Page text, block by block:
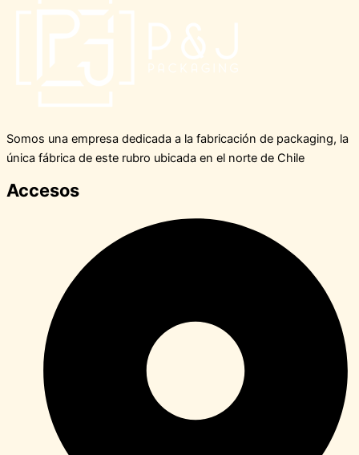
Somos una empresa dedicada a la fabricación de packaging, la
única fábrica de este rubro ubicada en el norte de Chile
Accesos